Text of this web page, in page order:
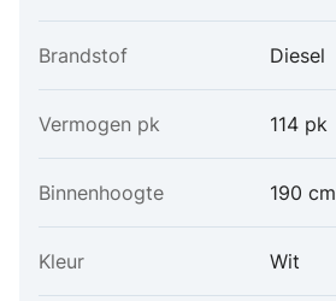
Brandstof Diesel
Vermogen pk 114 pk
Binnenhoogte 190 cm
Kleur Wit